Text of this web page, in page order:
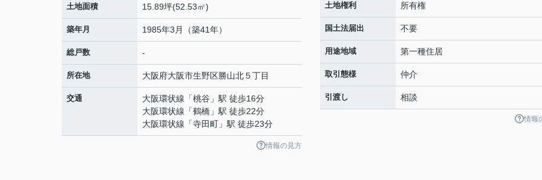
土地面積 15.89坪(52.53㎡)
築年月 1985年3月（築41年）
総戸数 -
所在地 大阪府大阪市生野区勝山北５丁目
交通 大阪環状線 「桃谷 」駅 徒歩16分
大阪環状線 「鶴橋 」駅 徒歩22分
大阪環状線 「寺田町 」駅 徒歩23分
情報の見方
土地権利 所有権
国土法届出 不要
用途地域 第一種住居
取引態様 仲介
引渡し 相談
情報